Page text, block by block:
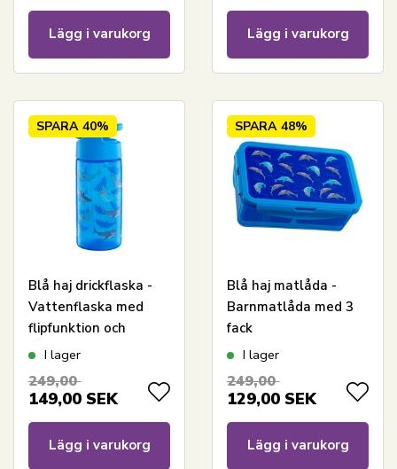
Lägg i varukorg Lägg i varukorg
SPARA 40%
Blå haj drickflaska -
Vattenflaska med
flipfunktion och
sugrör
I lager
249,00
149,00 SEK
Lägg i varukorg
SPARA 48%
Blå haj matlåda -
Barnmatlåda med 3
fack
I lager
249,00
129,00 SEK
Lägg i varukorg